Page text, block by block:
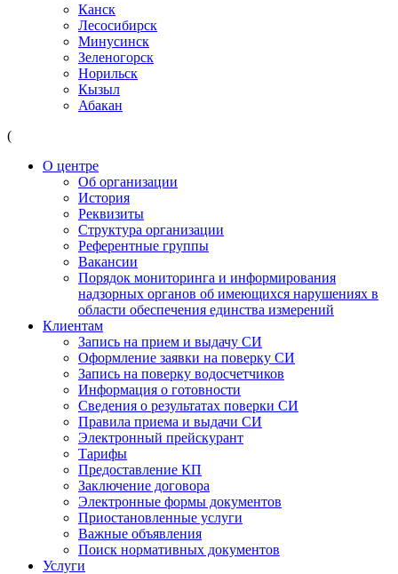
Канск
Лесосибирск
Минусинск
Зеленогорск
Норильск
Кызыл
Абакан
(
О центре
Об организации
История
Реквизиты
Структура организации
Референтные группы
Вакансии
Порядок мониторинга и информирования
надзорных органов об имеющихся нарушениях в
области обеспечения единства измерений
Клиентам
Запись на прием и выдачу СИ
Оформление заявки на поверку СИ
Запись на поверку водосчетчиков
Информация о готовности
Сведения о результатах поверки СИ
Правила приема и выдачи СИ
Электронный прейскурант
Тарифы
Предоставление КП
Заключение договора
Электронные формы документов
Приостановленные услуги
Важные объявления
Поиск нормативных документов
Услуги